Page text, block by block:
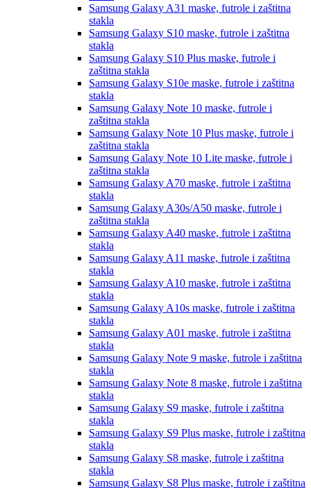
Samsung Galaxy A31 maske, futrole i zaštitna
stakla
Samsung Galaxy S10 maske, futrole i zaštitna
stakla
Samsung Galaxy S10 Plus maske, futrole i
zaštitna stakla
Samsung Galaxy S10e maske, futrole i zaštitna
stakla
Samsung Galaxy Note 10 maske, futrole i
zaštitna stakla
Samsung Galaxy Note 10 Plus maske, futrole i
zaštitna stakla
Samsung Galaxy Note 10 Lite maske, futrole i
zaštitna stakla
Samsung Galaxy A70 maske, futrole i zaštitna
stakla
Samsung Galaxy A30s/A50 maske, futrole i
zaštitna stakla
Samsung Galaxy A40 maske, futrole i zaštitna
stakla
Samsung Galaxy A11 maske, futrole i zaštitna
stakla
Samsung Galaxy A10 maske, futrole i zaštitna
stakla
Samsung Galaxy A10s maske, futrole i zaštitna
stakla
Samsung Galaxy A01 maske, futrole i zaštitna
stakla
Samsung Galaxy Note 9 maske, futrole i zaštitna
stakla
Samsung Galaxy Note 8 maske, futrole i zaštitna
stakla
Samsung Galaxy S9 maske, futrole i zaštitna
stakla
Samsung Galaxy S9 Plus maske, futrole i zaštitna
stakla
Samsung Galaxy S8 maske, futrole i zaštitna
stakla
Samsung Galaxy S8 Plus maske, futrole i zaštitna